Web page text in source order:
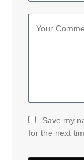
Save my
for the next